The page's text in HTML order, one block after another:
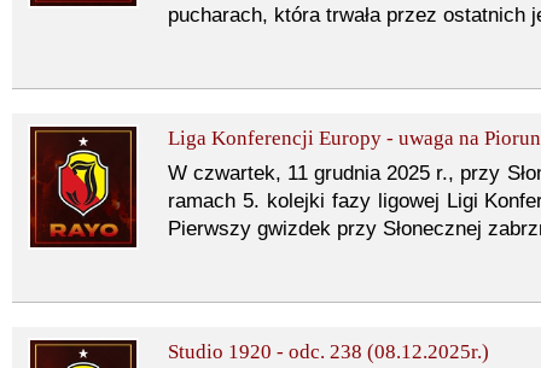
pucharach, która trwała przez ostatnich
Liga Konferencji Europy - uwaga na
W czwartek, 11 grudnia 2025 r., przy
ramach 5. kolejki fazy ligowej Ligi
Pierwszy gwizdek przy Słonecznej
Studio 1920 - odc. 238 (08.12.2025r.)